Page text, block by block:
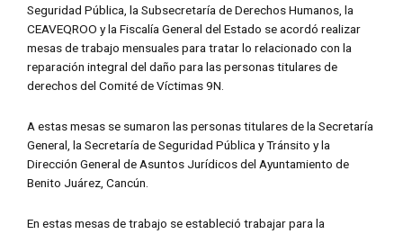
Seguridad Pública, la Subsecretaría de Derechos Humanos, la
CEAVEQROO y la Fiscalía General del Estado se acordó realizar
mesas de trabajo mensuales para tratar lo relacionado con la
reparación integral del daño para las personas titulares de
derechos del Comité de Víctimas 9N.
A estas mesas se sumaron las personas titulares de la Secretaría
General, la Secretaría de Seguridad Pública y Tránsito y la
Dirección General de Asuntos Jurídicos del Ayuntamiento de
Benito Juárez, Cancún.
En estas mesas de trabajo se estableció trabajar para la